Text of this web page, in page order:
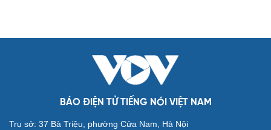
BÁO ĐIỆN TỬ TIẾNG NÓI VIỆT NAM
Trụ sở: 37 Bà Triệu, phường Cửa Nam, Hà Nội